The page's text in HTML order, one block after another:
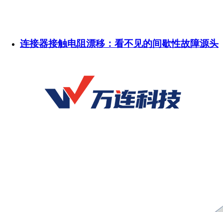
连接器接触电阻漂移：看不见的间歇性故障源头